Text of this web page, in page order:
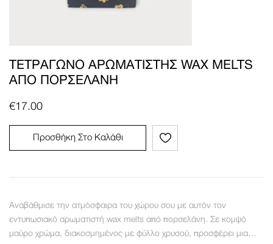
ΤΕΤΡΆΓΩΝΟ ΑΡΩΜΑΤΙΣΤΉΣ WAX MELTS
ΑΠΌ ΠΟΡΣΕΛΆΝΗ
€17.00
Προσθήκη Στο Καλάθι
Αναβάθμισε την ατμόσφαιρα του χώρου σου με αυτόν τον
εντυπωσιακό αρωματιστή wax melts από πορσελάνη. Σε κομψό
μαύρο χρώμα, διακοσμημένος με φύλλο χρυσού, προσφέρει μια…